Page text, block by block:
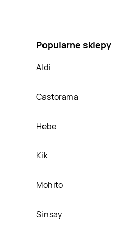
Popularne sklepy
Aldi
Castorama
Hebe
Kik
Mohito
Sinsay